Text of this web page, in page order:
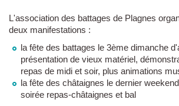
L'association des battages de Plagnes
deux manifestations :
la fête des battages le 3ème dimanche
présentation de vieux matériel,
repas de midi et soir, plus animations
la fête des châtaignes le dernier
soirée repas-châtaignes et bal